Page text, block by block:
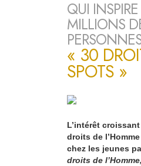
QUI
MILLIONS
« 30
SPOTS »
L’intérêt
droits de
chez les jeunes
droits de